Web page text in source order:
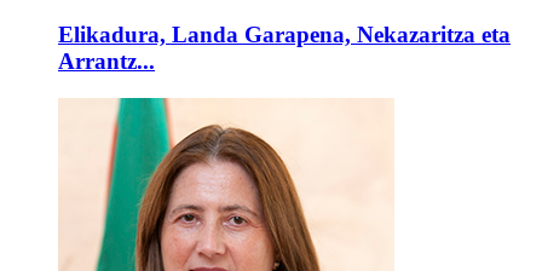
Elikadura, Landa Garapena, Nekazaritza eta
Arrantz...